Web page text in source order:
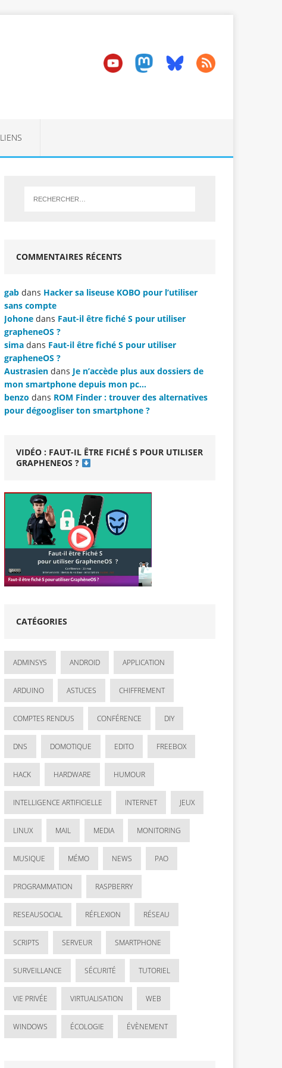
LIENS
COMMENTAIRES RÉCENTS
gab dans Hacker sa liseuse KOBO pour l’utiliser
sans compte
Johone dans Faut-il être fiché S pour utiliser
grapheneOS ?
sima dans Faut-il être fiché S pour utiliser
grapheneOS ?
Austrasien dans Je n’accède plus aux dossiers de
mon smartphone depuis mon pc…
benzo dans ROM Finder : trouver des alternatives
pour dégoogliser ton smartphone ?
VIDÉO : FAUT-IL ÊTRE FICHÉ S POUR UTILISER
GRAPHENEOS ?
CATÉGORIES
ADMINSYS ANDROID APPLICATION
ARDUINO ASTUCES CHIFFREMENT
COMPTES RENDUS CONFÉRENCE DIY
DNS DOMOTIQUE EDITO FREEBOX
HACK HARDWARE HUMOUR
INTELLIGENCE ARTIFICIELLE INTERNET JEUX
LINUX MAIL MEDIA MONITORING
MUSIQUE MÉMO NEWS PAO
PROGRAMMATION RASPBERRY
RESEAUSOCIAL RÉFLEXION RÉSEAU
SCRIPTS SERVEUR SMARTPHONE
SURVEILLANCE SÉCURITÉ TUTORIEL
VIE PRIVÉE VIRTUALISATION WEB
WINDOWS ÉCOLOGIE ÉVÈNEMENT